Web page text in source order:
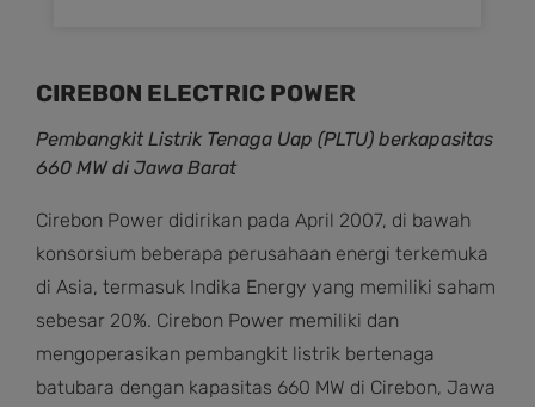
CIREBON ELECTRIC POWER
Pembangkit Listrik Tenaga Uap (PLTU) berkapasitas
660 MW di Jawa Barat
Cirebon Power didirikan pada April 2007, di bawah
konsorsium beberapa perusahaan energi terkemuka
di Asia, termasuk Indika Energy yang memiliki saham
sebesar 20%. Cirebon Power memiliki dan
mengoperasikan pembangkit listrik bertenaga
batubara dengan kapasitas 660 MW di Cirebon, Jawa